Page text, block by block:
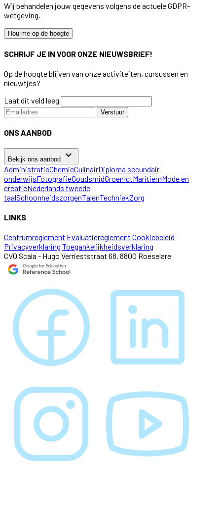
Wij behandelen jouw gegevens volgens de actuele GDPR-
wetgeving.
Hou me op de hoogte
SCHRIJF JE IN VOOR ONZE NIEUWSBRIEF!
Op de hoogte blijven van onze activiteiten, cursussen en
nieuwtjes?
Laat dit veld leeg
Verstuur
ONS AANBOD
Bekijk ons aanbod keyboard_arrow_down
AdministratieChemieCulinairDiploma secundair
onderwijsFotografieGoudsmidGroenIctMaritiemMode en
creatieNederlands tweede
taalSchoonheidszorgenTalenTechniekZorg
LINKS
Centrumreglement Evaluatiereglement Cookiebeleid
Privacyverklaring Toegankelijkheidsverklaring
CVO Scala - Hugo Verrieststraat 68, 8800 Roeselare